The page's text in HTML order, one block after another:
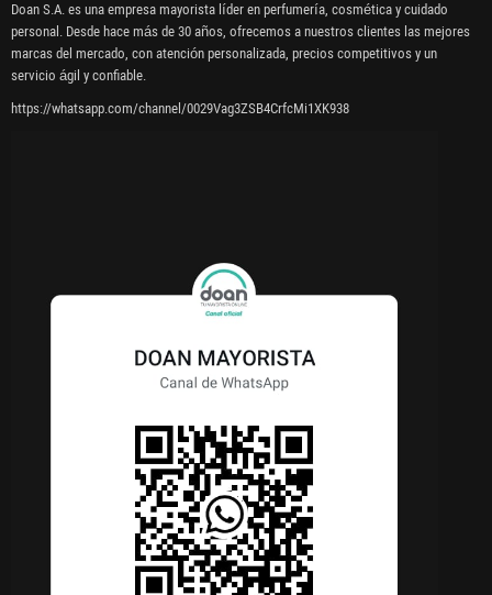
Doan S.A. es una empresa mayorista líder en perfumería, cosmética y cuidado
personal. Desde hace más de 30 años, ofrecemos a nuestros clientes las mejores
marcas del mercado, con atención personalizada, precios competitivos y un
servicio ágil y confiable.
https://whatsapp.com/channel/0029Vag3ZSB4CrfcMi1XK938